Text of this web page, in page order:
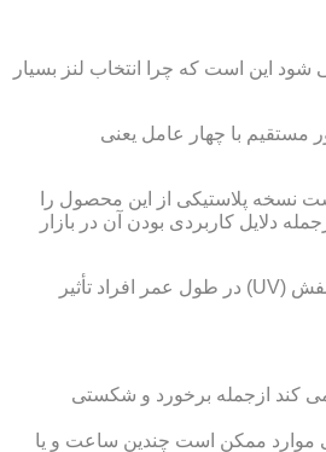
این است که چرا انتخاب لنز بسیار
مستقیم با چهار عامل یعنی
سنگین بوده و همچنین به راحتی شکسته و به چشم آسیب می رساند.در نهایت در سال ۱۹۴۷ شرکت توانست نسخه پلاستیکی از این محصول را
دلایل کاربردی بودن آن در بازار
عامل بعدی که جزء اصلی ترین ویژگی های عینک طبی است،مقاومت در برابر اشعه UV در هر دو نوع A و B می باشد.قطعاً قرار گرفتن در معرض تابش اشعه نور فرابنفش (UV) در طول عمر افراد تأثیر
کند ازجمله برخورد و شکستی
موارد ممکن است چندین ساعت و یا